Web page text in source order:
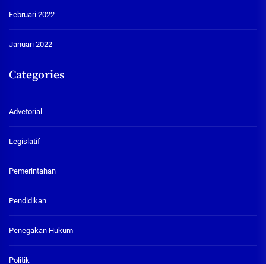
Februari 2022
Januari 2022
Categories
Advetorial
Legislatif
Pemerintahan
Pendidikan
Penegakan Hukum
Politik